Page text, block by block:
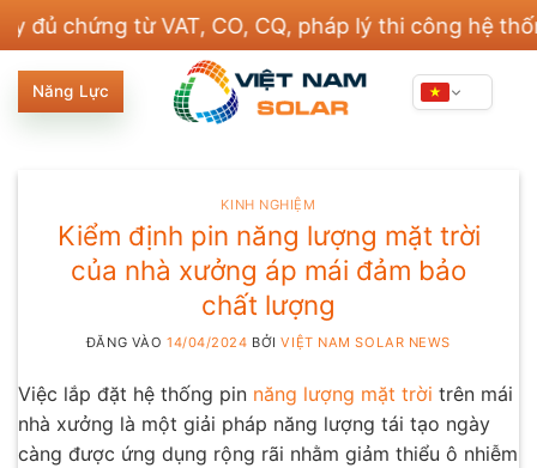
qua
nội
dung
từ VAT, CO, CQ, pháp lý thi công hệ thống điện
Năng Lực
KINH NGHIỆM
Kiểm định pin năng lượng mặt trời
của nhà xưởng áp mái đảm bảo
chất lượng
ĐĂNG VÀO 14/04/2024 BỞIVIỆT NAM SOLAR NEWS
Việc lắp đặt hệ thống pin năng lượng mặt trời trên mái
nhà xưởng là một giải pháp năng lượng tái tạo ngày
càng được ứng dụng rộng rãi nhằm giảm thiểu ô nhiễm